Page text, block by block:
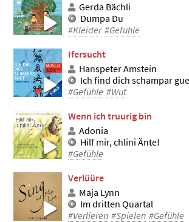
Gerda Bächli
Dumpa Du
#Kleider #Gefühle
Ifersucht
Hanspeter Amstein
Ich find dich schampar
#Gefühle #Wut
Wenn ich truurig bin
Adonia
Hilf mir, chlini Änte!
#Gefühle
Verlüüre
Maja Lynn
Im dritten Quartal
#Verlieren #Spielen #Gefühle